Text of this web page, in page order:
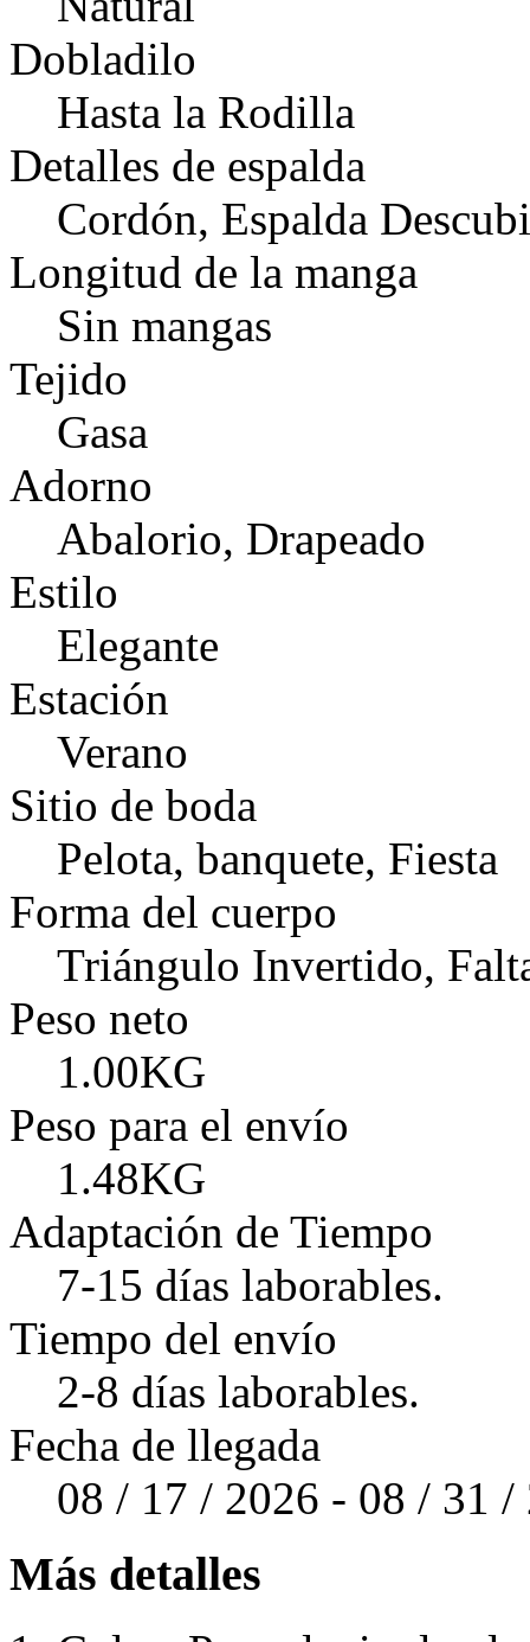
Dobladilo
Hasta la Rodilla
Detalles de espalda
Cordón, Espalda
Longitud de la manga
Sin mangas
Tejido
Gasa
Adorno
Abalorio, Drapeado
Estilo
Elegante
Estación
Verano
Sitio de boda
Pelota, banquete, Fiesta
Forma del cuerpo
Triángulo Invertido,
Peso neto
1.00KG
Peso para el envío
1.48KG
Adaptación de Tiempo
7-15 días laborables.
Tiempo del envío
2-8 días laborables.
Fecha de llegada
08 / 17 / 2026 - 08 / 31 /
Más detalles